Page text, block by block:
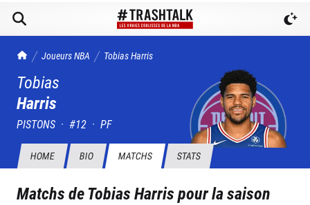
TrashTalk Actu NBA
Joueurs NBA TobiasHarris
Tobias
Harris
PISTONS · #12 · PF
HOME BIO MATCHS STATS
Matchs deTobias Harrispour la saison